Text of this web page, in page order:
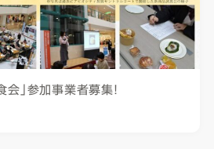
会」参加事業者募集！